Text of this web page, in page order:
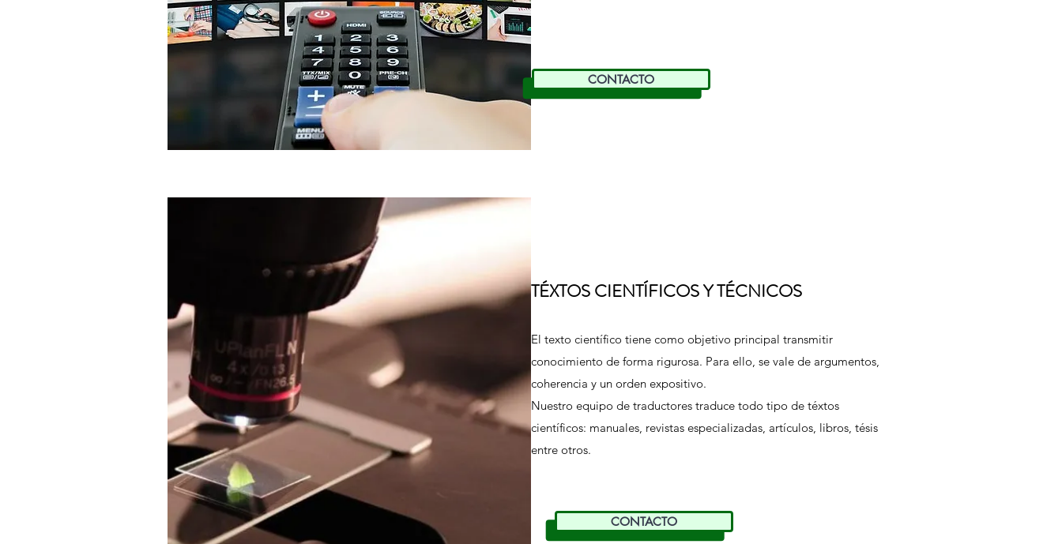
CONTACTO
TÉXTOS CIENTÍFICOS Y TÉCNICOS
El texto científico tiene como objetivo principal transmitir
conocimiento de forma rigurosa. Para ello, se vale de argumentos,
coherencia y un orden expositivo.
Nuestro equipo de traductores traduce todo tipo de téxtos
científicos: manuales, revistas especializadas, artículos, libros, tésis
entre otros.
CONTACTO